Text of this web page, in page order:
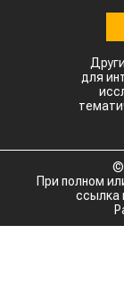
для
При полном
ссылка